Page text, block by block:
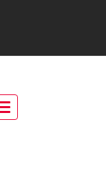
Toggle navigation